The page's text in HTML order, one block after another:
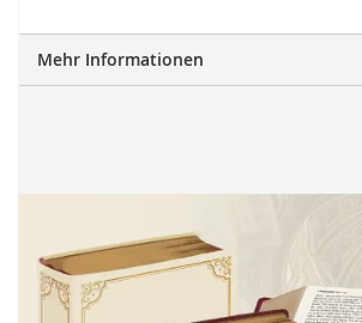
Mehr Informationen